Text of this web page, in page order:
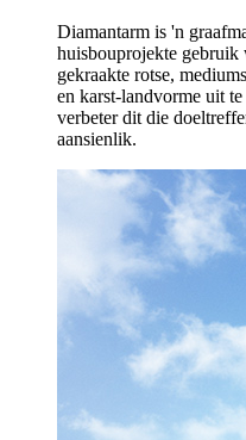
Diamantarm is 'n
huisbouprojekte
gekraakte rotse,
en karst-landvorme uit
verbeter dit die
aansienlik.